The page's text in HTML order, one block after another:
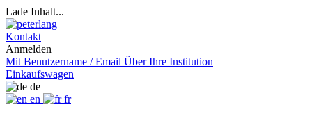
Lade Inhalt...
Kontakt
Anmelden
Mit Benutzername / Email Über Ihre Institution
Einkaufswagen
de
en
fr